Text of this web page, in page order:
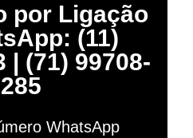
por Ligação
(11)
| (71) 99708-
WhatsApp